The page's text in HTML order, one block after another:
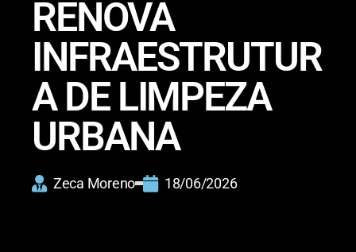
RENOVA
INFRAESTRUTUR
A DE LIMPEZA
URBANA
Zeca Moreno 18/06/2026